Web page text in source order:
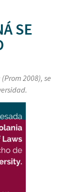
SE
2008), se